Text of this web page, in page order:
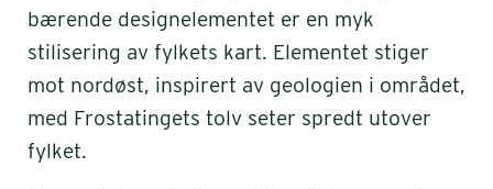
bærende designelementet er en myk
stilisering av fylkets kart. Elementet stiger
mot nordøst, inspirert av geologien i området,
med Frostatingets tolv seter spredt utover
fylket.